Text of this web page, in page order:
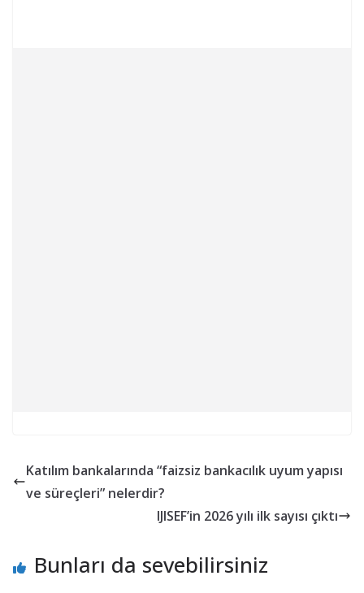
Katılım bankalarında “faizsiz bankacılık uyum yapısı
ve süreçleri” nelerdir?
IJISEF’in 2026 yılı ilk sayısı çıktı
Bunları da sevebilirsiniz